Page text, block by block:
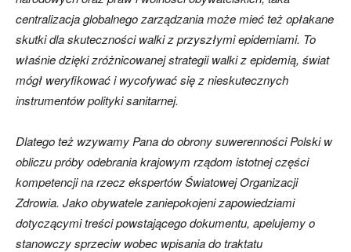
centralizacja globalnego zarządzania może mieć też opłakane
skutki dla skuteczności walki z przyszłymi epidemiami. To
właśnie dzięki zróżnicowanej strategii walki z epidemią, świat
mógł weryfikować i wycofywać się z nieskutecznych
instrumentów polityki sanitarnej.
Dlatego też wzywamy Pana do obrony suwerenności Polski w
obliczu próby odebrania krajowym rządom istotnej części
kompetencji na rzecz ekspertów Światowej Organizacji
Zdrowia. Jako obywatele zaniepokojeni zapowiedziami
dotyczącymi treści powstającego dokumentu, apelujemy o
stanowczy sprzeciw wobec wpisania do traktatu